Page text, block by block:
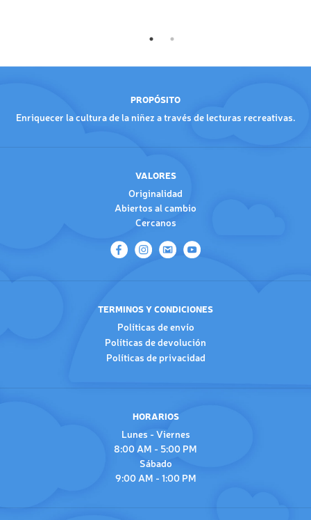
PROPÓSITO
Enriquecer la cultura de la niñez a través de lecturas recreativas.
VALORES
Originalidad
Abiertos al cambio
Cercanos
TERMINOS Y CONDICIONES
Políticas de envío
Políticas de devolución
Políticas de privacidad
HORARIOS
Lunes - Viernes
8:00 AM - 5:00 PM
Sábado
9:00 AM - 1:00 PM